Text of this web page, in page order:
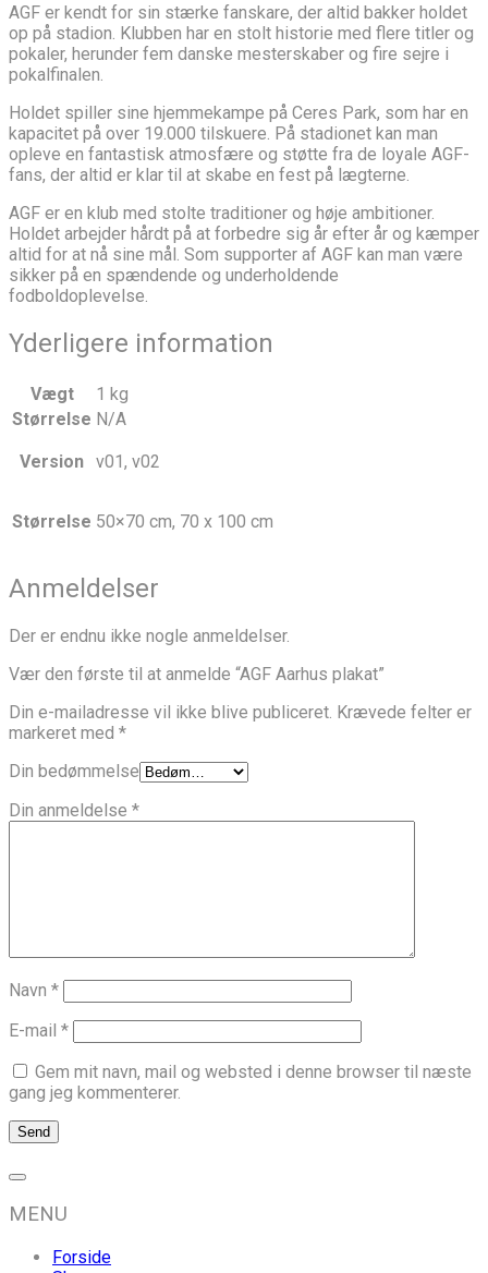
AGF er kendt for sin stærke fanskare, der altid bakker holdet
op på stadion. Klubben har en stolt historie med flere titler og
pokaler, herunder fem danske mesterskaber og fire sejre i
pokalfinalen.
Holdet spiller sine hjemmekampe på Ceres Park, som har en
kapacitet på over 19.000 tilskuere. På stadionet kan man
opleve en fantastisk atmosfære og støtte fra de loyale AGF-
fans, der altid er klar til at skabe en fest på lægterne.
AGF er en klub med stolte traditioner og høje ambitioner.
Holdet arbejder hårdt på at forbedre sig år efter år og kæmper
altid for at nå sine mål. Som supporter af AGF kan man være
sikker på en spændende og underholdende
fodboldoplevelse.
Yderligere information
Vægt
1 kg
Størrelse N/A
Version v01, v02
Størrelse 50×70 cm, 70 x 100 cm
Anmeldelser
Der er endnu ikke nogle anmeldelser.
Vær den første til at anmelde “AGF Aarhus plakat”
Din e-mailadresse vil ikke blive publiceret. Krævede felter er
markeret med *
Din bedømmelse
Din anmeldelse *
Navn *
E-mail *
Gem mit navn, mail og websted i denne browser til næste
gang jeg kommenterer.
MENU
Forside